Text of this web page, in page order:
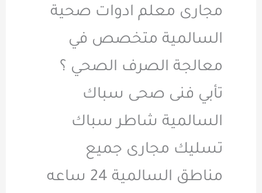
مجارى معلم ادوات صحية
السالمية متخصص في
معالجة الصرف الصحي ؟
تأبي فنى صحى سباك
السالمية شاطر سباك
تسليك مجارى جميع
مناطق السالمية 24 ساعه